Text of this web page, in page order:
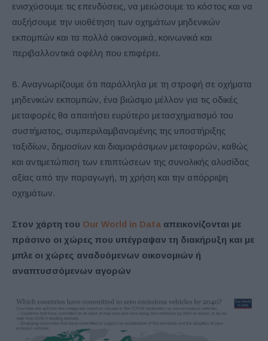
ενισχύσουμε τις επενδύσεις, να μειώσουμε το κόστος και να
αυξήσουμε την υιοθέτηση των οχημάτων μηδενικών
εκπομπών και τα πολλά οικονομικά, κοινωνικά και
περιβαλλοντικά οφέλη που επιφέρει.
8. Αναγνωρίζουμε ότι παράλληλα με τη στροφή σε οχήματα
μηδενικών εκπομπών, ένα βιώσιμο μέλλον για τις οδικές
μεταφορές θα απαιτήσει ευρύτερο μετασχηματισμό του
συστήματος, συμπεριλαμβανομένης της υποστήριξης
ταξιδίων, δημοσίων και διαμοιράσιμων μεταφορών, καθώς
και αντιμετώπιση των επιπτώσεων της συνολικής αλυσίδας
αξίας από την παραγωγή, τη χρήση και την απόρριψη
οχημάτων.
Στον χάρτη του Our World in Data απεικονίζονται με
πράσινο οι χώρες που υπέγραψαν τη διακήρυξη και με
μπλε οι χώρες αναδυόμενων οικονομιών ή
αναπτυσσόμενων αγορών